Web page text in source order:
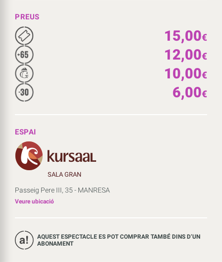
PREUS
15,00€
12,00€
10,00€
6,00€
ESPAI
SALA GRAN
Passeig Pere III, 35 - MANRESA
Veure ubicació
AQUEST ESPECTACLE ES POT COMPRAR TAMBÉ DINS D’UN
ABONAMENT